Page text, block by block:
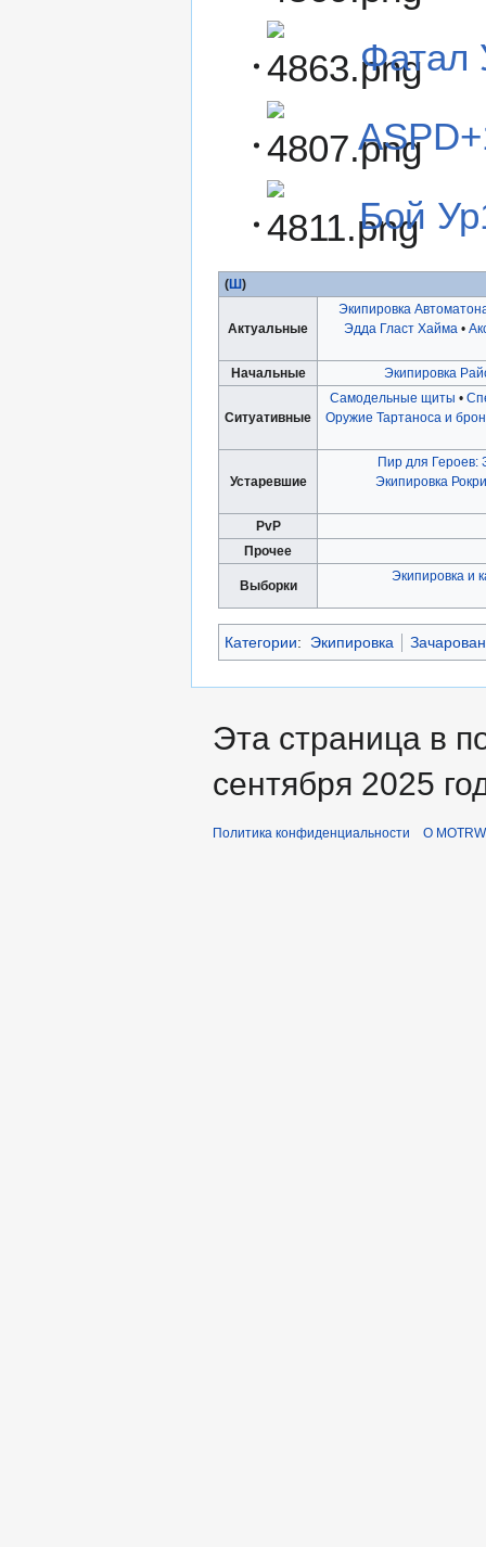
Фатал
Бой
(Ш)
Актуальные
Экипировка
Эдда Гласт Хайма •
Начальные Экипировка
Ситуативные
Самодельные щиты •
Оружие Тартаноса и
Устаревшие
Пир для Героев:
Экипировка
PvP
Прочее
Выборки
Экипировка и
Категории: Экипировка
Эта страница в
сентября 2025
Политика конфиденциальности О